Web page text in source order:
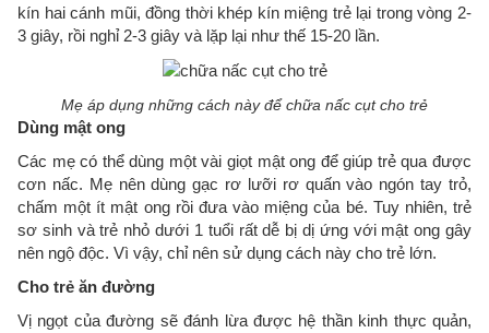
kín hai cánh mũi, đồng thời khép kín miệng trẻ lại trong vòng 2-
3 giây, rồi nghỉ 2-3 giây và lặp lại như thế 15-20 lần.
Mẹ áp dụng những cách này để chữa nấc cụt cho trẻ
Dùng mật ong
Các mẹ có thể dùng một vài giọt mật ong để giúp trẻ qua được
cơn nấc. Mẹ nên dùng gạc rơ lưỡi rơ quấn vào ngón tay trỏ,
chấm một ít mật ong rồi đưa vào miệng của bé. Tuy nhiên, trẻ
sơ sinh và trẻ nhỏ dưới 1 tuổi rất dễ bị dị ứng với mật ong gây
nên ngộ độc. Vì vậy, chỉ nên sử dụng cách này cho trẻ lớn.
Cho trẻ ăn đường
Vị ngọt của đường sẽ đánh lừa được hệ thần kinh thực quản,